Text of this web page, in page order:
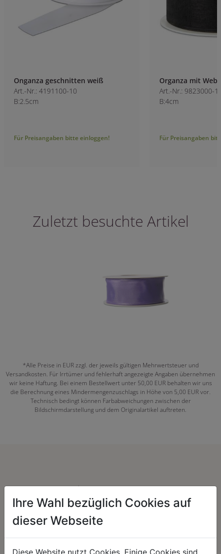
Onganza geschnitten weiß
Art.-Nr.: 4191100-10
B:2.5cm
Für Preisangaben bitte einloggen!
Organza mit
Art.-Nr.: 9823000-
B:4cm
Für Preisangaben
Zuletzt besuchte Artikel
*Alle Preise in EUR zzgl. der jeweils gültigen Mehrwertsteuer und
Versandkosten. Für Irrtümer und fehlerhaft angezeigte Angaben übernehmen
wir keine Haftung. Bei einem Bestellwert unter 50,00 EUR behalten wir uns
die Berechnung eines Mindermengenzuschlags in Höhe von 5,00 EUR vor.
Technisch bedingt können Farbabweichungen zwischen der
Bildschirmdarstellung und dem Originalartikel auftreten.
Herzenssache:
Ihre Wahl bezüglich Cookies auf
dieser Webseite
Diese Website nutzt Cookies. Einige Cookies sind